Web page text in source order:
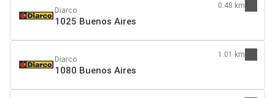
Diarco
1025 Buenos Aires
0.48 km
Diarco
1080 Buenos Aires
1.01 km